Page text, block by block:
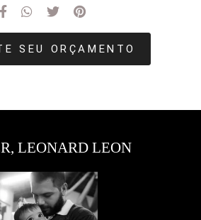
SEU ORÇAMENTO
LEONARD LEON